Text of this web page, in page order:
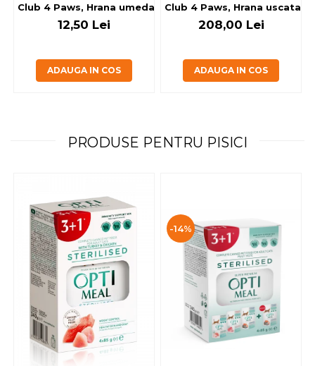
Club 4 Paws, Hrana umeda caini - cu miel, set 5+1, 6x80 g
12,50 Lei
ADAUGA IN COS
Club 4 Paws, Hrana uscata
208,00 Lei
ADAUGA IN COS
PRODUSE PENTRU PISICI
-14%